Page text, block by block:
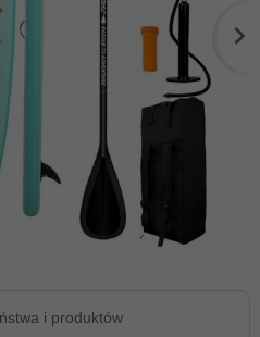
i produktów